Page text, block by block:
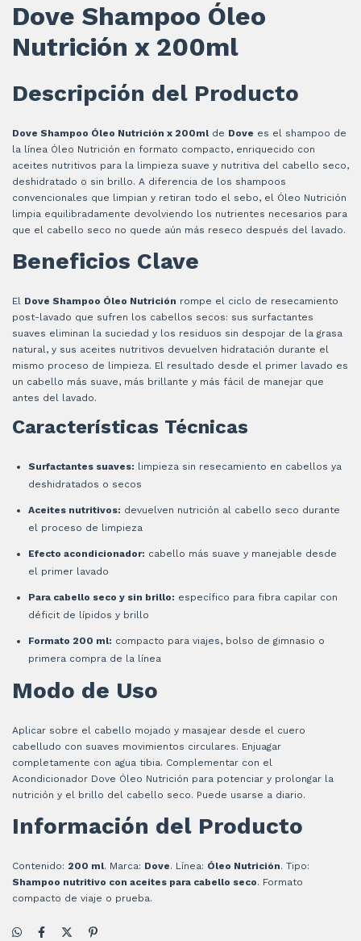
Dove Shampoo Óleo
Nutrición x 200ml
Descripción del Producto
Dove Shampoo Óleo Nutrición x 200ml de Dove es el shampoo de
la línea Óleo Nutrición en formato compacto, enriquecido con
aceites nutritivos para la limpieza suave y nutritiva del cabello seco,
deshidratado o sin brillo. A diferencia de los shampoos
convencionales que limpian y retiran todo el sebo, el Óleo Nutrición
limpia equilibradamente devolviendo los nutrientes necesarios para
que el cabello seco no quede aún más reseco después del lavado.
Beneficios Clave
El Dove Shampoo Óleo Nutrición rompe el ciclo de resecamiento
post-lavado que sufren los cabellos secos: sus surfactantes
suaves eliminan la suciedad y los residuos sin despojar de la grasa
natural, y sus aceites nutritivos devuelven hidratación durante el
mismo proceso de limpieza. El resultado desde el primer lavado es
un cabello más suave, más brillante y más fácil de manejar que
antes del lavado.
Características Técnicas
Surfactantes suaves: limpieza sin resecamiento en cabellos ya
deshidratados o secos
Aceites nutritivos: devuelven nutrición al cabello seco durante
el proceso de limpieza
Efecto acondicionador: cabello más suave y manejable desde
el primer lavado
Para cabello seco y sin brillo: específico para fibra capilar con
déficit de lípidos y brillo
Formato 200 ml: compacto para viajes, bolso de gimnasio o
primera compra de la línea
Modo de Uso
Aplicar sobre el cabello mojado y masajear desde el cuero
cabelludo con suaves movimientos circulares. Enjuagar
completamente con agua tibia. Complementar con el
Acondicionador Dove Óleo Nutrición para potenciar y prolongar la
nutrición y el brillo del cabello seco. Puede usarse a diario.
Información del Producto
Contenido: 200 ml. Marca: Dove. Línea: Óleo Nutrición. Tipo:
Shampoo nutritivo con aceites para cabello seco. Formato
compacto de viaje o prueba.